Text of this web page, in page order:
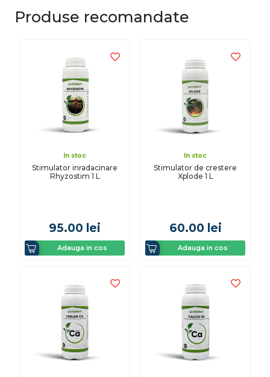
Produse recomandate
In stoc
Stimulator inradacinare
Rhyzostim 1 L
95.00 lei
Adauga in cos
In stoc
Stimulator de crestere
Xplode 1 L
60.00 lei
Adauga in cos